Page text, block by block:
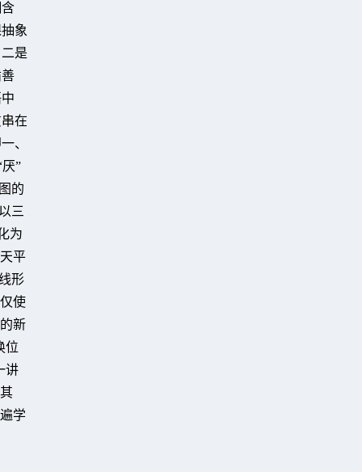
象
是
在
、
”
的
三
为
平
形
使
新
位
讲
学